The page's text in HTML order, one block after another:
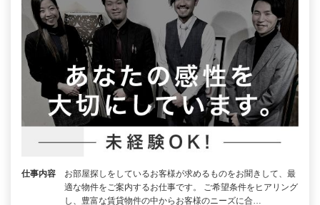
仕事内容
お部屋探しをしているお客様が求めるものをお聞きして、最
適な物件をご案内するお仕事です。 ご希望条件をヒアリング
し、豊富な賃貸物件の中からお客様のニーズに合…